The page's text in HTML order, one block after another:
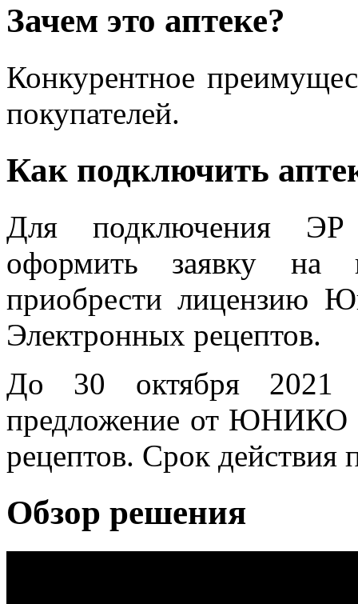
Зачем это аптеке?
Конкурентное
покупателей.
Как подключить
Для подключения ЭР
оформить заявку
приобрести лицензию
Электронных рецептов.
До 30 октября 2021
предложение от ЮНИКО
рецептов. Срок действия
Обзор решения